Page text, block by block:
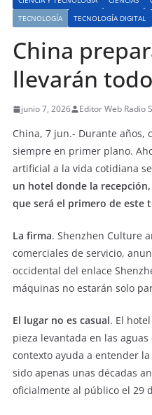
TECNOLOGÍA
TECNOLOGÍA DIGITAL
China
llevarán
junio 7, 2026 Editor Web Radio
China, 7 jun.- Durante años,
siempre en primer plano.
artificial a la vida cotidiana
un hotel donde la
que será el primero de este
La firma. Shenzhen Culture
comerciales de servicio,
occidental del enlace
máquinas no estarán solo
El lugar no es casual. El
pieza levantada en las
contexto ayuda a entender
sido apenas unas décadas
oficialmente al público el 29